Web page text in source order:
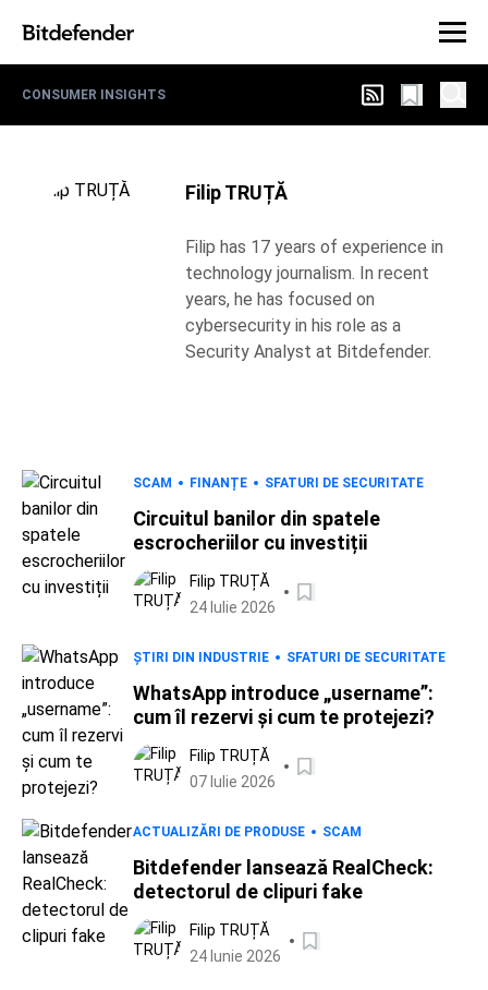
CONSUMER INSIGHTS
Filip TRUȚĂ
Filip has 17 years of experience in
technology journalism. In recent
years, he has focused on
cybersecurity in his role as a
Security Analyst at Bitdefender.
SCAM FINANȚE SFATURI DE SECURITATE
Circuitul banilor din spatele
escrocheriilor cu investiții
Filip TRUȚĂ
24 Iulie 2026
ȘTIRI DIN INDUSTRIE SFATURI DE SECURITATE
WhatsApp introduce „username”:
cum îl rezervi și cum te protejezi?
Filip TRUȚĂ
07 Iulie 2026
ACTUALIZĂRI DE PRODUSE SCAM
Bitdefender lansează RealCheck:
detectorul de clipuri fake
Filip TRUȚĂ
24 Iunie 2026